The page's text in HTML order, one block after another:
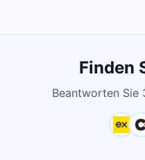
Finden
Beantworten Sie